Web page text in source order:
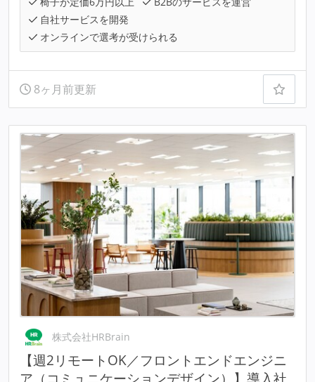
自社サービスを開発
オンラインで選考が受けられる
8ヶ月前更新
株式会社HRBrain
【週2リモートOK／フロントエンドエンジニ
ア（コミュニケーションデザイン）】導入社